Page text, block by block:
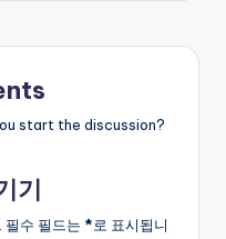
start the discussion?
기
필수 필드는 *로 표시됩니